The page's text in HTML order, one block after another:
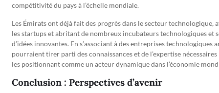
compétitivité du pays à l’échelle mondiale.
Les Émirats ont déjà fait des progrès dans le secteur technologique,
les startups et abritant de nombreux incubateurs technologiques et
d’idées innovantes. En s’associant à des entreprises technologiques
pourraient tirer parti des connaissances et de l’expertise
les positionnant comme un acteur dynamique dans l’économie
Conclusion : Perspectives d’avenir